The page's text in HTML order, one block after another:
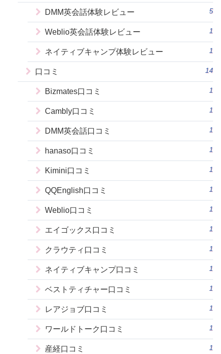
DMM英会話体験レビュー 5
Weblio英会話体験レビュー 1
ネイティブキャンプ体験レビュー 1
口コミ 14
Bizmates口コミ 1
Cambly口コミ 1
DMM英会話口コミ 1
hanaso口コミ 1
Kimini口コミ 1
QQEnglish口コミ 1
Weblio口コミ 1
エイゴックス口コミ 1
クラウティ口コミ 1
ネイティブキャンプ口コミ 1
ベストティチャー口コミ 1
レアジョブ口コミ 1
ワールドトーク口コミ 1
産経口コミ 1